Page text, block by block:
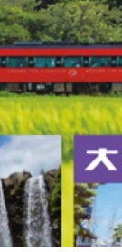
車 農業文化公園
め
開院 韓国